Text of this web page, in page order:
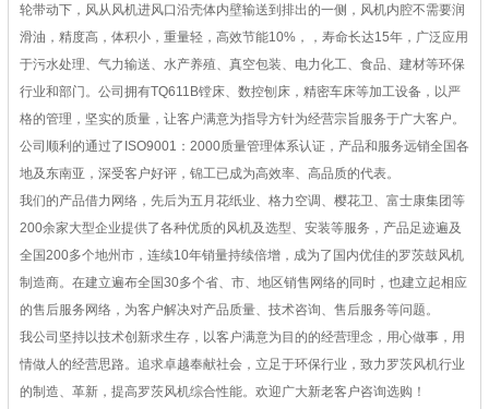
轮带动下，风从风机进风口沿壳体内壁输送到排出的一侧，风机内腔不需要润
滑油，精度高，体积小，重量轻，高效节能10%，，寿命长达15年，广泛应用
于污水处理、气力输送、水产养殖、真空包装、电力化工、食品、建材等环保
行业和部门。公司拥有TQ611B镗床、数控刨床，精密车床等加工设备，以严
格的管理，坚实的质量，让客户满意为指导方针为经营宗旨服务于广大客户。
公司顺利的通过了ISO9001：2000质量管理体系认证，产品和服务远销全国各
地及东南亚，深受客户好评，锦工已成为高效率、高品质的代表。
我们的产品借力网络，先后为五月花纸业、格力空调、樱花卫、富士康集团等
200余家大型企业提供了各种优质的风机及选型、安装等服务，产品足迹遍及
全国200多个地州市，连续10年销量持续倍增，成为了国内优佳的罗茨鼓风机
制造商。在建立遍布全国30多个省、市、地区销售网络的同时，也建立起相应
的售后服务网络，为客户解决对产品质量、技术咨询、售后服务等问题。
我公司坚持以技术创新求生存，以客户满意为目的的经营理念，用心做事，用
情做人的经营思路。追求卓越奉献社会，立足于环保行业，致力罗茨风机行业
的制造、革新，提高罗茨风机综合性能。欢迎广大新老客户咨询选购！